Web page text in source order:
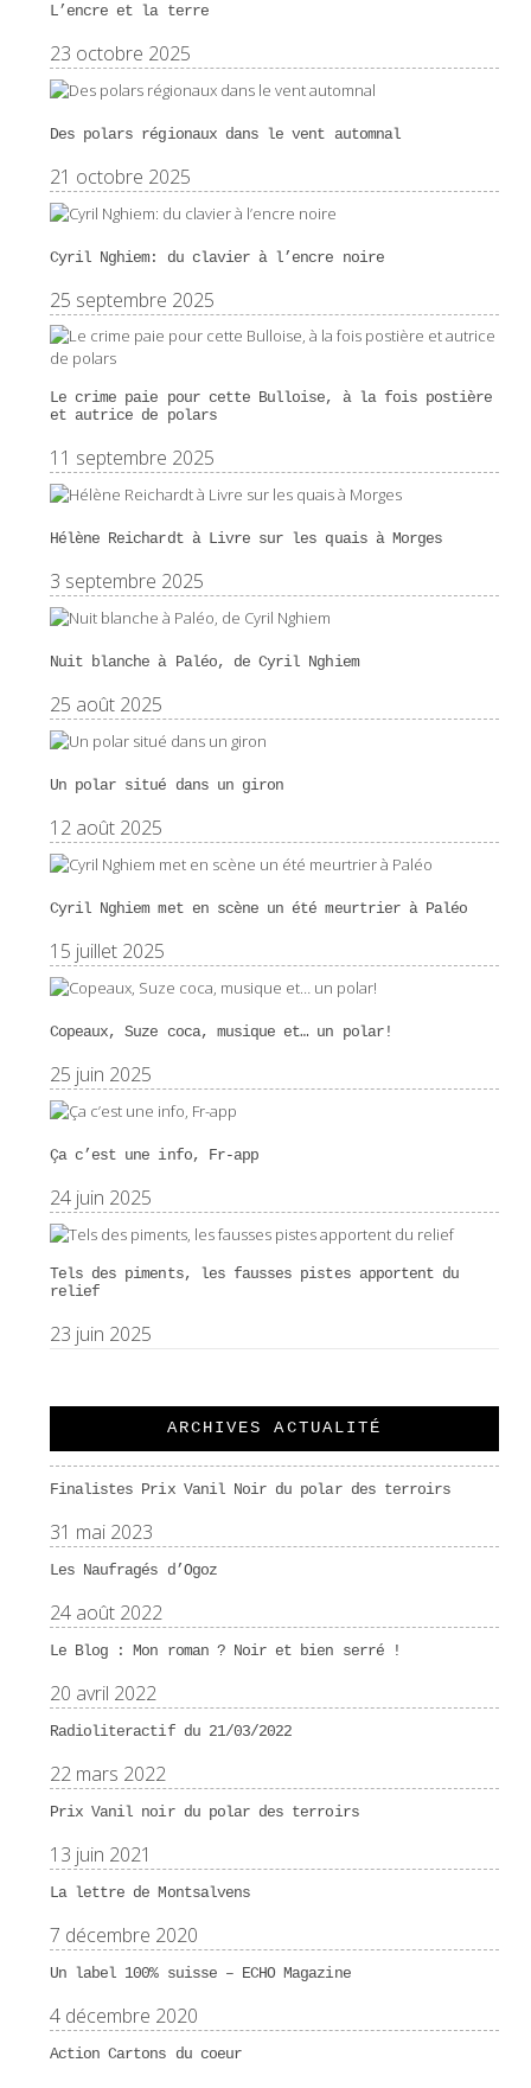
L’encre et la terre
23 octobre 2025
Des polars régionaux dans le vent automnal
21 octobre 2025
Cyril Nghiem: du clavier à l’encre noire
25 septembre 2025
Le crime paie pour cette Bulloise, à la fois postière
et autrice de polars
11 septembre 2025
Hélène Reichardt à Livre sur les quais à Morges
3 septembre 2025
Nuit blanche à Paléo, de Cyril Nghiem
25 août 2025
Un polar situé dans un giron
12 août 2025
Cyril Nghiem met en scène un été meurtrier à Paléo
15 juillet 2025
Copeaux, Suze coca, musique et… un polar!
25 juin 2025
Ça c’est une info, Fr-app
24 juin 2025
Tels des piments, les fausses pistes apportent du
relief
23 juin 2025
ARCHIVES ACTUALITÉ
Finalistes Prix Vanil Noir du polar des terroirs
31 mai 2023
Les Naufragés d’Ogoz
24 août 2022
Le Blog : Mon roman ? Noir et bien serré !
20 avril 2022
Radioliteractif du 21/03/2022
22 mars 2022
Prix Vanil noir du polar des terroirs
13 juin 2021
La lettre de Montsalvens
7 décembre 2020
Un label 100% suisse – ECHO Magazine
4 décembre 2020
Action Cartons du coeur